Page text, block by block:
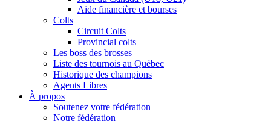
Aide financière et bourses
Colts
Circuit Colts
Provincial colts
Les boss des brosses
Liste des tournois au Québec
Historique des champions
Agents Libres
À propos
Soutenez votre fédération
Notre fédération